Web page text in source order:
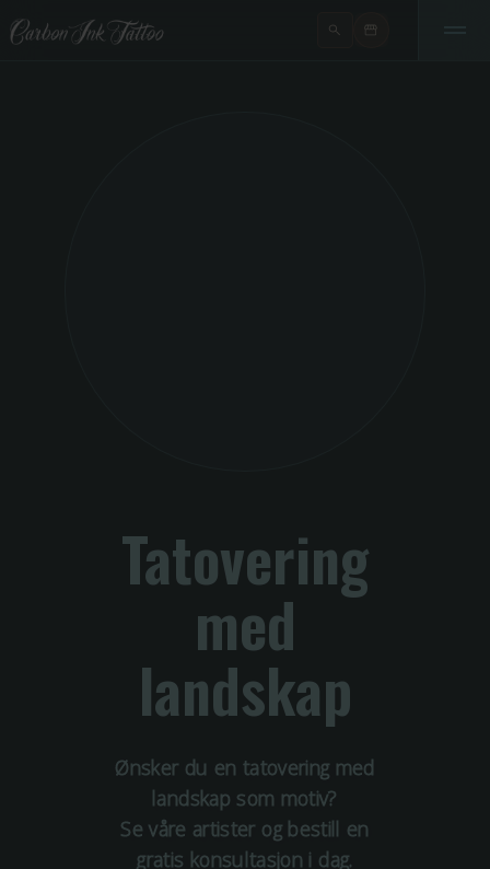
Tatovering
med
landskap
Ønsker du en tatovering med
landskap som motiv?
Se våre artister og bestill en
gratis konsultasjon i dag.